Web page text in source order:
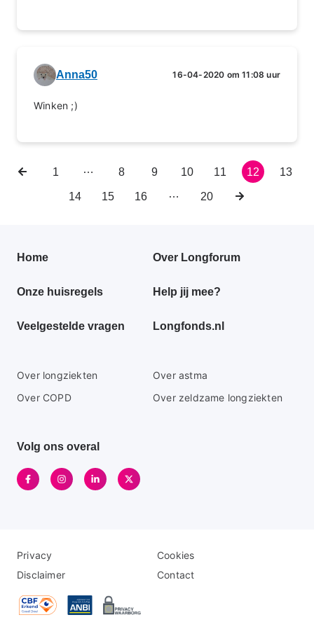
Anna50 16-04-2020 om 11:08 uur
Winken ;)
VorigeEerste
pagina
1 … Pagina
8 Pagina
9 Pagina
10 Pagina
11
Huidige
12 13
Pagina
14 Pagina
15 Pagina
16 …
Laatste
20
Volgende
Primair
menu
Home Over Longforum
Onze huisregels Help jij mee?
Veelgestelde vragen Longfonds.nl
Secundaire
footer
Over longziekten
Over astma
Over COPD
Over zeldzame longziekten
Volg ons overal
Disclaimer
menu
Privacy
Cookies
Disclaimer
Contact
Logo
menu